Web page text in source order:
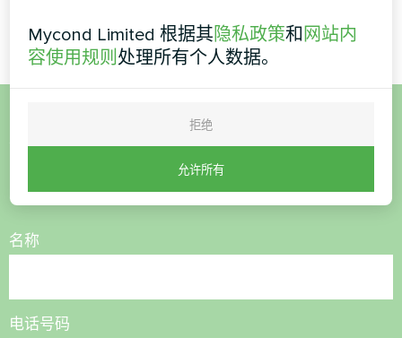
想购买或有疑问？
联系我们，我们将为您提供帮助
名称
电话号码
Mycond Limited 根据其隐私政策和 网站内
容使用规则 处理所有个人数据。
拒绝
允许所有